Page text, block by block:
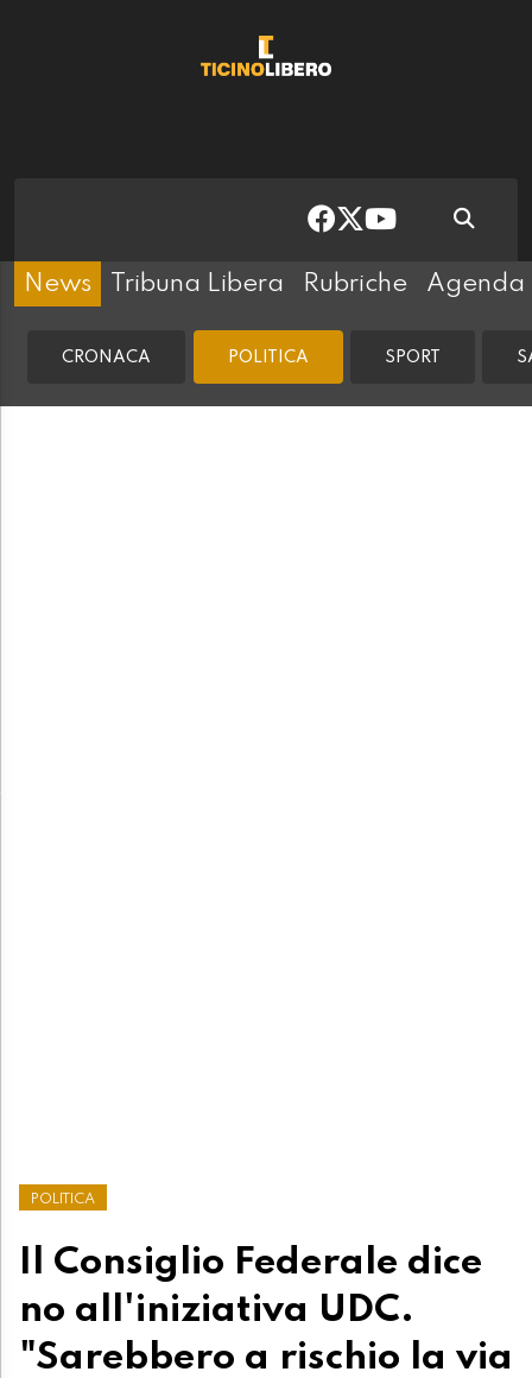
News Tribuna Libera Rubriche Agenda
CRONACA POLITICA SPORT
POLITICA
Il Consiglio Federale dice
no all'iniziativa UDC.
"Sarebbero a rischio la via